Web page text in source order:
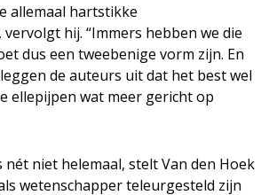
allemaal hartstikke
hij. “Immers hebben we die
dus een tweebenige vorm zijn. En
de auteurs uit dat het best wel
ellepijpen wat meer gericht op
niet helemaal, stelt Van den Hoek
wetenschapper teleurgesteld zijn